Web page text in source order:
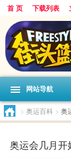
首 页 下载列表
网站导航
> 奥运百科 > 奥
奥运会几月开